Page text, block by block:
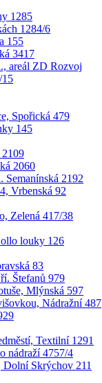
1285
1284/6
155
3417
areál ZD Rozvoj
15
Spořická 479
145
2109
2060
Semanínská 2192
Vrbenská 92
Zelená 417/38
louky 126
83
Štefanů 979
Mlýnská 597
Nádražní 487
Textilní 1291
nádraží 4757/4
Skrýchov 211